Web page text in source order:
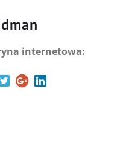
internetowa: